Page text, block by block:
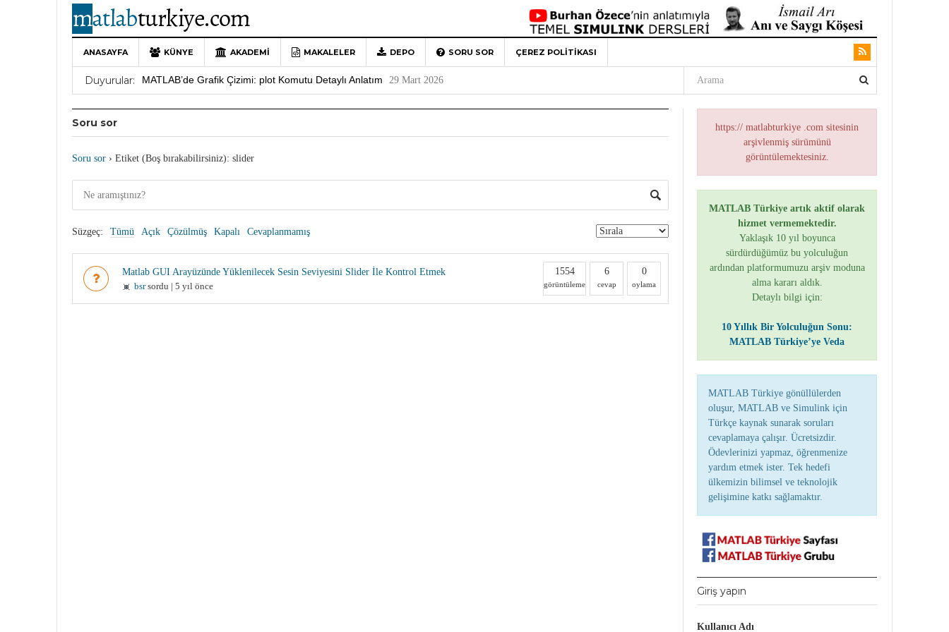
ANASAYFA KÜNYE AKADEMI MAKALELER DEPO SORU SOR ÇEREZ POLITIKASI
Duyurular:
10 Yıllık Bir Yolculuğun Sonu: MATLAB Türkiye’ye Veda 4 Mayıs 2026
MATLAB’de Grafik Çizimi: plot Komutu Detaylı Anlatım 29 Mart 2026
Soru sor
Soru sor › Etiket (Boş bırakabilirsiniz): slider
Süzgeç: Tümü Açık Çözülmüş Kapalı Cevaplanmamış
Matlab GUI Arayüzünde Yüklenilecek Sesin Seviyesini Slider İle Kontrol Etmek
bsrsordu | 5 yıl önce
1554
görüntüleme
6
cevap
0
oylama
https:// matlabturkiye .com sitesinin
arşivlenmiş sürümünü
görüntülemektesiniz.
MATLAB Türkiye artık aktif olarak
hizmet vermemektedir.
Yaklaşık 10 yıl boyunca
sürdürdüğümüz bu yolculuğun
ardından platformumuzu arşiv moduna
alma kararı aldık.
Detaylı bilgi için:
10 Yıllık Bir Yolculuğun Sonu:
MATLAB Türkiye’ye Veda
MATLAB Türkiye gönüllülerden
oluşur, MATLAB ve Simulink için
Türkçe kaynak sunarak soruları
cevaplamaya çalışır. Ücretsizdir.
Ödevlerinizi yapmaz, öğrenmenize
yardım etmek ister. Tek hedefi
ülkemizin bilimsel ve teknolojik
gelişimine katkı sağlamaktır.
Giriş yapın
Kullanıcı Adı